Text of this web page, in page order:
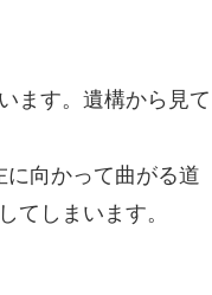
ます。遺構から見て
に向かって曲がる道
てしまいます。